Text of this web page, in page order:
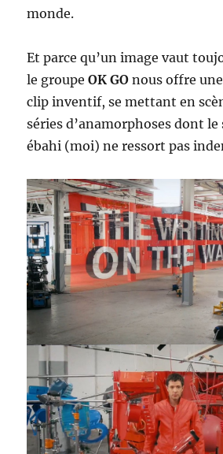
monde.
Et parce qu’un image vaut
le groupeOK GO nous offre
clip inventif, se mettant en
séries d’anamorphoses dont
ébahi (moi) ne ressort pas